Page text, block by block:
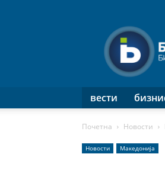
вести
Почетна Новости
Новости Македонија